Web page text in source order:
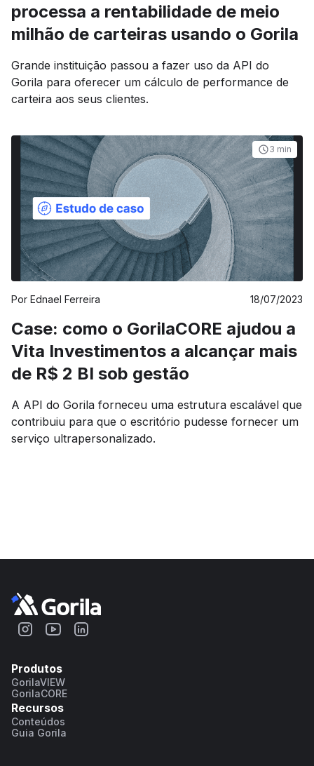
processa a rentabilidade de meio
milhão de carteiras usando o Gorila
Grande instituição passou a fazer uso da API do
Gorila para oferecer um cálculo de performance de
carteira aos seus clientes.
3 min
Por Ednael Ferreira 18/07/2023
Case: como o GorilaCORE ajudou a
Vita Investimentos a alcançar mais
de R$ 2 BI sob gestão
A API do Gorila forneceu uma estrutura escalável que
contribuiu para que o escritório pudesse fornecer um
serviço ultrapersonalizado.
Produtos
GorilaVIEW
GorilaCORE
Recursos
Conteúdos
Guia Gorila